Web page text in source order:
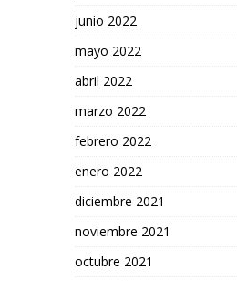
junio 2022
mayo 2022
abril 2022
marzo 2022
febrero 2022
enero 2022
diciembre 2021
noviembre 2021
octubre 2021